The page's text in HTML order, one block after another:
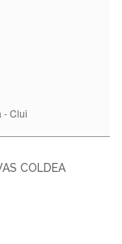
- Clui
COLDEA